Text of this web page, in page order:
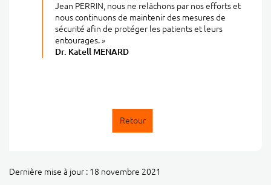
Jean PERRIN, nous ne relâchons par nos efforts et
nous continuons de maintenir des mesures de
sécurité afin de protéger les patients et leurs
entourages. »
Dr. Katell MENARD
Retour
Dernière mise à jour : 18 novembre 2021